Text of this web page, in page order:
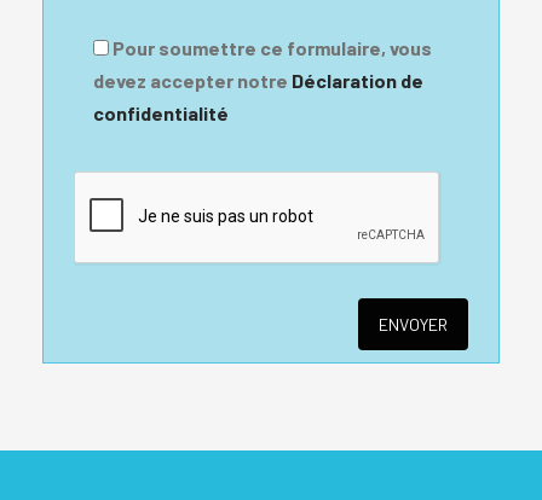
Pour soumettre ce formulaire, vous
devez accepter notre Déclaration de
confidentialité